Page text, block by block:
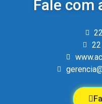
Fale com